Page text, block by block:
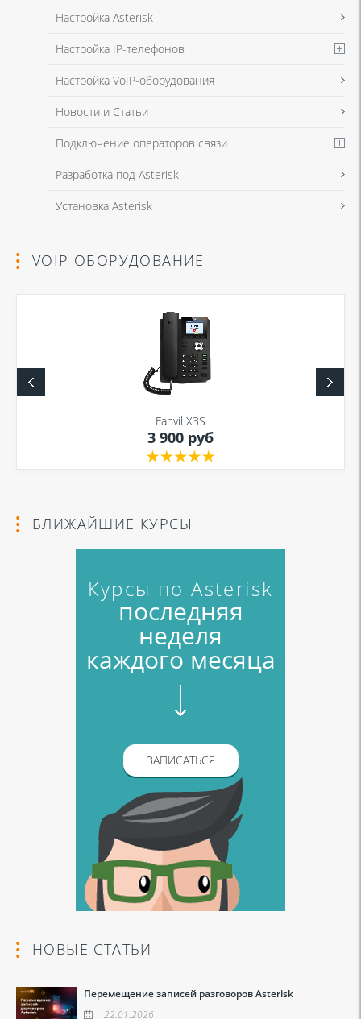
Настройка Asterisk
Настройка IP-телефонов
Настройка VoIP-оборудования
Новости и Статьи
Подключение операторов связи
Разработка под Asterisk
Установка Asterisk
VOIP ОБОРУДОВАНИЕ
Fanvil X3S
3 900 руб
БЛИЖАЙШИЕ КУРСЫ
Курсы по Asterisk
последняя
неделя
каждого месяца
ЗАПИСАТЬСЯ
НОВЫЕ СТАТЬИ
Перемещение записей разговоров Asterisk
22.01.2026